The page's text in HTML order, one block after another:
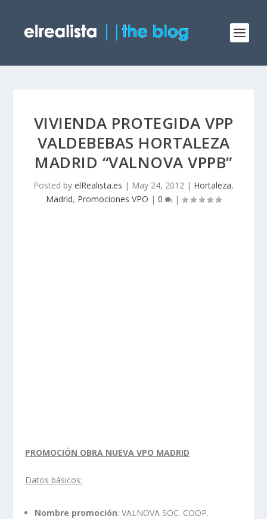
VIVIENDA PROTEGIDA VPP
VALDEBEBAS HORTALEZA
MADRID “VALNOVA VPPB”
Posted by elRealista.es | May 24, 2012 | Hortaleza,
Madrid, Promociones VPO | 0 |
PROMOCIÓN OBRA NUEVA VPO MADRID
Datos básicos:
Nombre promoción: VALNOVA SOC. COOP.